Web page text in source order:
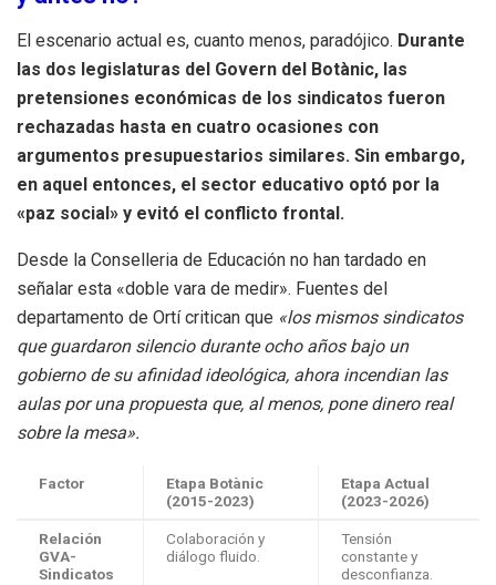
El escenario actual es, cuanto menos, paradójico. Durante
las dos legislaturas del Govern del Botànic, las
pretensiones económicas de los sindicatos fueron
rechazadas hasta en cuatro ocasiones con
argumentos presupuestarios similares. Sin embargo,
en aquel entonces, el sector educativo optó por la
«paz social» y evitó el conflicto frontal.
Desde la Conselleria de Educación no han tardado en
señalar esta «doble vara de medir». Fuentes del
departamento de Ortí critican que «los mismos sindicatos
que guardaron silencio durante ocho años bajo un
gobierno de su afinidad ideológica, ahora incendian las
aulas por una propuesta que, al menos, pone dinero real
sobre la mesa».
Factor
Etapa Botànic
(2015-2023)
Etapa Actual
(2023-2026)
Relación
GVA-
Sindicatos
Colaboración y
diálogo fluido.
Tensión
constante y
desconfianza.